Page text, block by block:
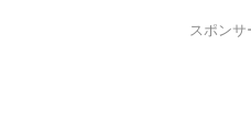
スポンサ